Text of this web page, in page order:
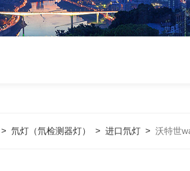
>氘灯（氘检测器灯） >进口氘灯 >沃特世